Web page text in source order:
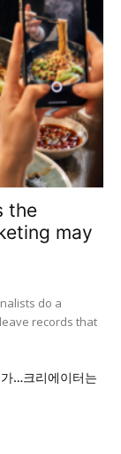
the
may
do a
records that
…크리에이터는